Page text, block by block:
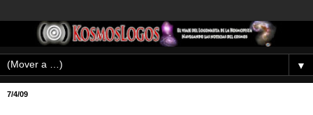
▼
7/4/09